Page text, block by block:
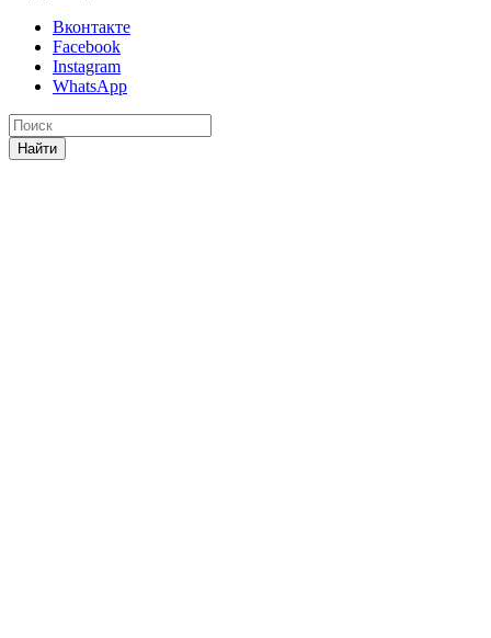
Вконтакте
Facebook
Instagram
WhatsApp
Найти